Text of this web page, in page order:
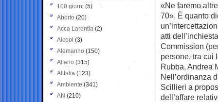
«Ne faremo
70». È quanto
atti
Commission
persone, tra cui
Rubba, Andrea
Nell’ordinanza
Scillieri a
dell’affare
100 giorni (5)
Aborto (20)
Acca Larentia (2)
Alcool (3)
Alemanno (150)
Alfano (315)
Alitalia (123)
Ambiente (341)
AN (210)